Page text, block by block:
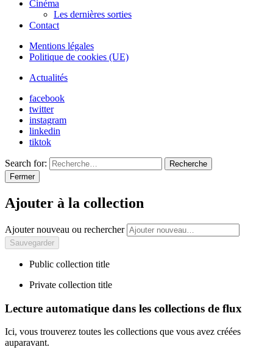
Cinéma
Les dernières sorties
Contact
Mentions légales
Politique de cookies (UE)
Actualités
facebook
twitter
instagram
linkedin
tiktok
Search for:
Recherche
Fermer
Ajouter à la collection
Ajouter nouveau ou rechercher
Public collection title
Private collection title
Lecture automatique dans les collections de flux
Ici, vous trouverez toutes les collections que vous avez créées
auparavant.